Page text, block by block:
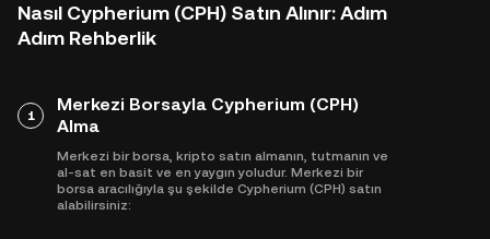
Nasıl Cypherium (CPH) Satın Alınır: Adım
Adım Rehberlik
1
Merkezi Borsayla Cypherium (CPH)
Alma
Merkezi bir borsa, kripto satın almanın, tutmanın ve
al-sat en basit ve en yaygın yoludur. Merkezi bir
borsa aracılığıyla şu şekilde Cypherium (CPH) satın
alabilirsiniz: